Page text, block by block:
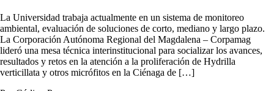
La Universidad trabaja actualmente en un sistema de monitoreo
ambiental, evaluación de soluciones de corto, mediano y largo plazo.
La Corporación Autónoma Regional del Magdalena – Corpamag
lideró una mesa técnica interinstitucional para socializar los avances,
resultados y retos en la atención a la proliferación de Hydrilla
verticillata y otros micrófitos en la Ciénaga de […]